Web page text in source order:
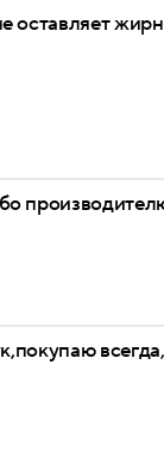
оставляет